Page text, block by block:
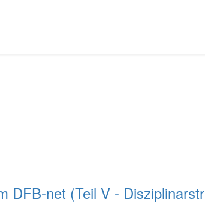
DFB-net (Teil V -